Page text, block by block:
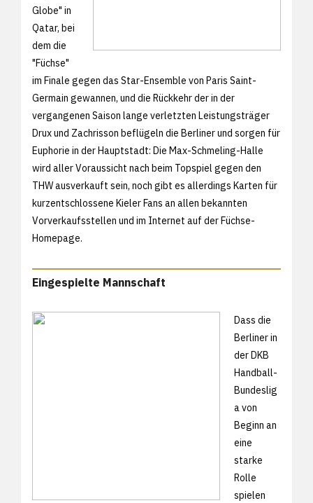
Globe" in
Qatar, bei
dem die
"Füchse"
im Finale gegen das Star-Ensemble von Paris Saint-
Germain gewannen, und die Rückkehr der in der
vergangenen Saison lange verletzten Leistungsträger
Drux und Zachrisson beflügeln die Berliner und sorgen für
Euphorie in der Hauptstadt: Die Max-Schmeling-Halle
wird aller Voraussicht nach beim Topspiel gegen den
THW ausverkauft sein, noch gibt es allerdings Karten für
kurzentschlossene Kieler Fans an allen bekannten
Vorverkaufsstellen und im Internet auf der Füchse-
Homepage.
Eingespielte Mannschaft
Dass die
Berliner in
der DKB
Handball-
Bundeslig
a von
Beginn an
eine
starke
Rolle
spielen